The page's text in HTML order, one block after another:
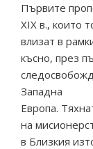
Първите
ХIX в., които
влизат в
късно, през
Западна
Европа.
на
в Близкия